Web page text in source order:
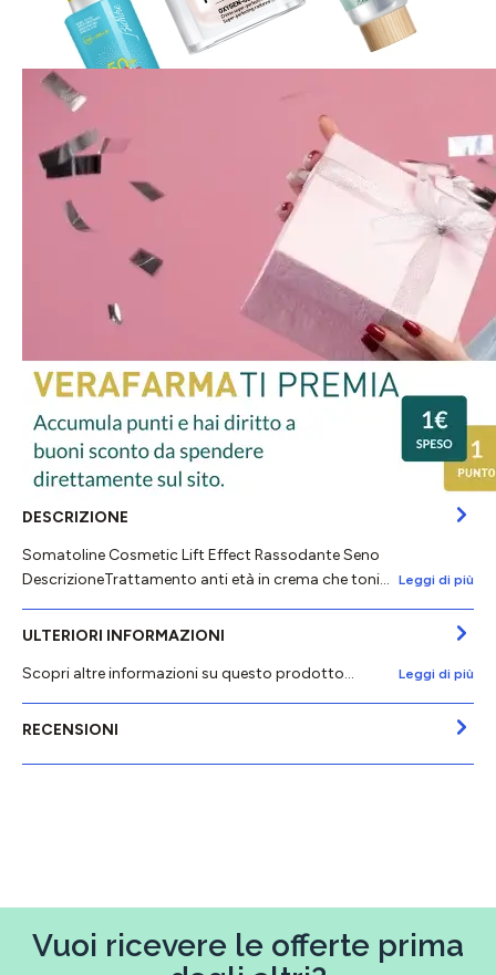
DESCRIZIONE
Somatoline Cosmetic Lift Effect Rassodante Seno
DescrizioneTrattamento anti età in crema che toni…
Leggi di più
ULTERIORI INFORMAZIONI
Scopri altre informazioni su questo prodotto...
Leggi di più
RECENSIONI
Vuoi ricevere le offerte prima